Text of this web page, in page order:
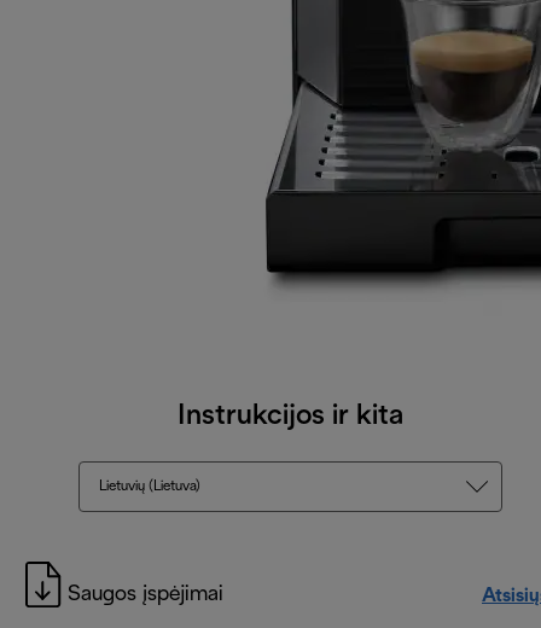
Instrukcijos ir kita
Lietuvių (Lietuva)
Saugos įspėjimai